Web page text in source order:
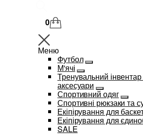
0
Меню
Футбол
М'ячі
Тренувальний інвентар
аксесуари
Спортивний одяг
Спортивні рюкзаки та
Екіпірування для
Екіпірування для
SALE